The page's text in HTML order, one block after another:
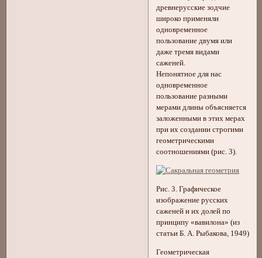
древнерусские зодчие
широко применяли
одновременное
пользование двумя или
даже тремя видами
саженей.
Непонятное для нас
одновременное
пользование разными
мерами длины объясняется
заложенными в этих мерах
при их создании строгими
геометрическими
соотношениями (рис. 3).
Рис. 3. Графическое
изображение русских
саженей и их долей по
принципу «вавилона» (из
статьи Б. А. Рыбакова, 1949)
Геометрическая